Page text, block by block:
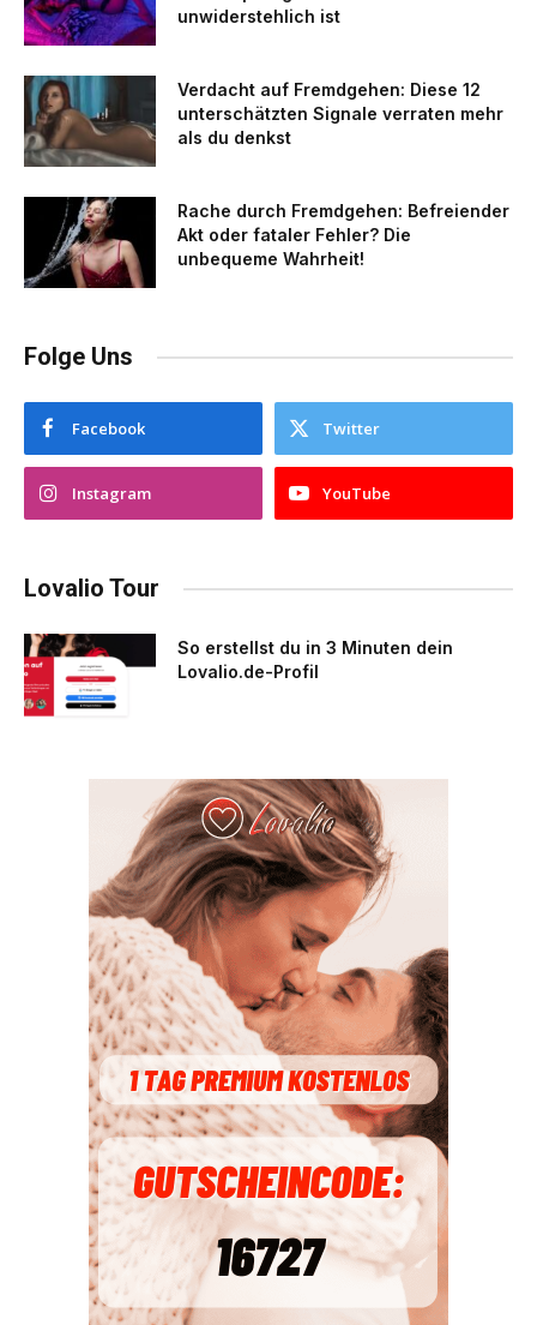
unwiderstehlich ist
Verdacht auf Fremdgehen: Diese 12
unterschätzten Signale verraten mehr
als du denkst
Rache durch Fremdgehen: Befreiender
Akt oder fataler Fehler? Die
unbequeme Wahrheit!
Folge Uns
Facebook Twitter
Instagram YouTube
Lovalio Tour
So erstellst du in 3 Minuten dein
Lovalio.de-Profil